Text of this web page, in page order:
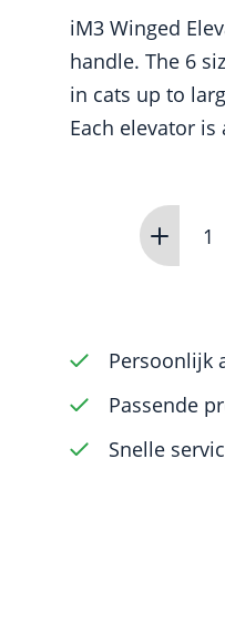
iM3 Winged
handle. The 6
in cats up to
Each elevator
6
Piece
Set
Standard
Handle
Persoonlijk
Passende
Snelle